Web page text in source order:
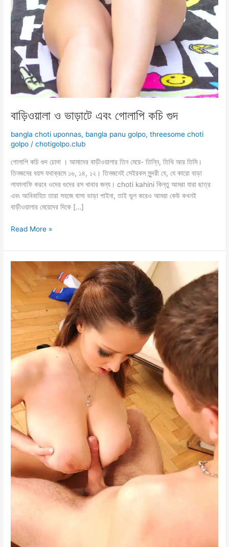
বাড়িওয়ালা ও ভাড়াটে এবং গোলাপি কচি গুদ
bangla choti uponnas, bangla panu golpo,threesome choti
golpo /chotigolpo.club
গোলাপি কচি গুদ চোদা । আমাদের বাড়ীওয়ালার তিন মেয়ে- তিন্নি, তিথি আর তিমি।
তিনজনের বয়স যথাক্রমে ১৬, ১৪, ১২। তিনজনেই সেইরকম সুন্দরী যে, যে কারো বাড়া
লাফালাফি করবে ওদের গুদের রস খাবার জন্য। choti kahini কিন্তু আমরা যারা ছাত্র
এবং আবিবাহিত তারা সহজে বাসা ভাড়া পাইনা, তাই ভুল করেও আমরা কেউ কখনই
বাড়ীওয়ালার মেয়েদের দিকে […]
বাড়িওয়ালা
ভাড়াটে
এবং
Read More »